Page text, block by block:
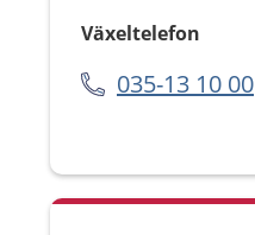
Växeltelefon
035-13 10 00